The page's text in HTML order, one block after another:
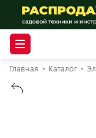
Главная Каталог